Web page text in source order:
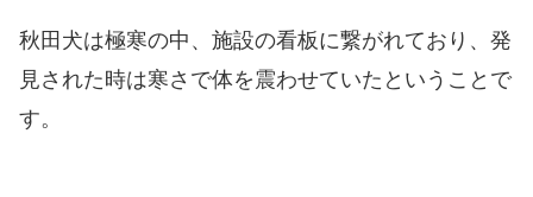
秋田犬は極寒の中、施設の看板に繋がれており、発
見された時は寒さで体を震わせていたということで
す。